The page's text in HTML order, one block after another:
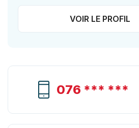
VOIR LE PROFIL
076 *** ***